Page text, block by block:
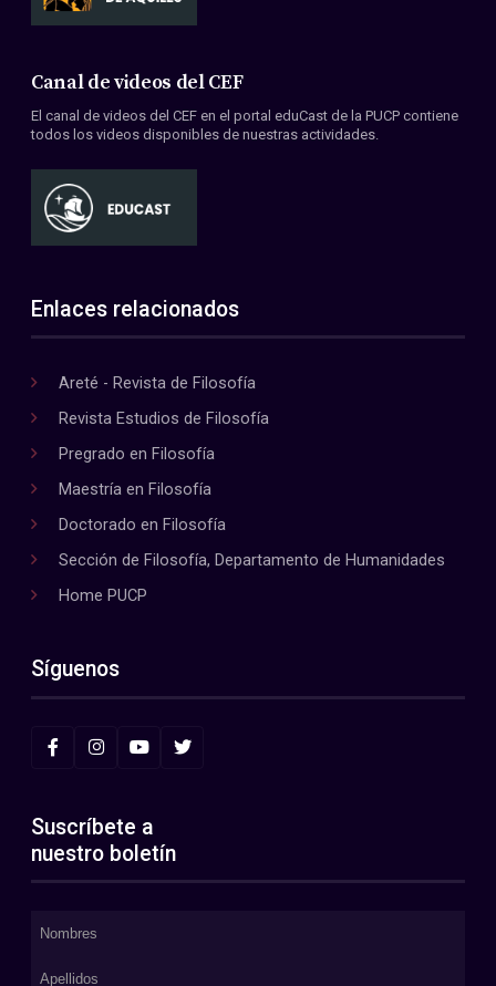
Canal de videos del CEF
El canal de videos del CEF en el portal eduCast de la PUCP contiene
todos los videos disponibles de nuestras actividades.
Enlaces relacionados
Areté - Revista de Filosofía
Revista Estudios de Filosofía
Pregrado en Filosofía
Maestría en Filosofía
Doctorado en Filosofía
Sección de Filosofía, Departamento de Humanidades
Home PUCP
Síguenos
Suscríbete a
nuestro boletín